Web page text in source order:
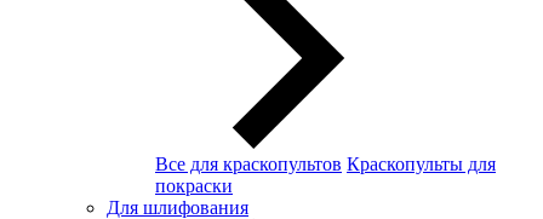
Все для краскопультов Краскопульты для
покраски
Для шлифования